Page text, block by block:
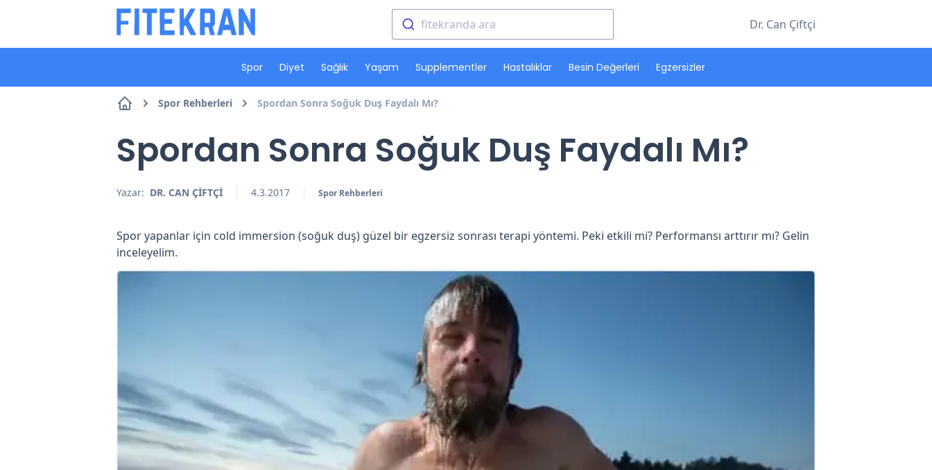
fitekranda ara Dr. Can Çiftçi
Spor Diyet Sağlık Yaşam Supplementler Hastalıklar Besin Değerleri Egzersizler
Spor Rehberleri Spordan Sonra Soğuk Duş Faydalı Mı?
Spordan Sonra Soğuk Duş Faydalı Mı?
Yazar: DR. CAN ÇİFTÇİ 4.3.2017 Spor Rehberleri
Spor yapanlar için cold immersion (soğuk duş) güzel bir egzersiz sonrası terapi yöntemi. Peki etkili mi? Performansı arttırır mı? Gelin
inceleyelim.